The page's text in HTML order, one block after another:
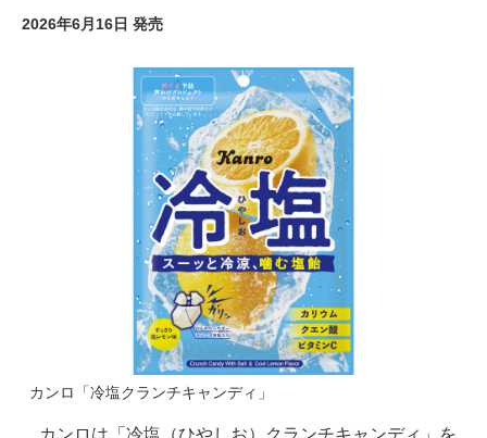
2026年6月16日 発売
カンロ「冷塩クランチキャンディ」
カンロは「冷塩（ひやしお）クランチキャンディ」を